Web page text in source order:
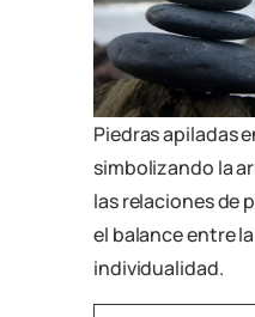
Piedras apiladas
simbolizando la
las relaciones de
el balance entre
individualidad.